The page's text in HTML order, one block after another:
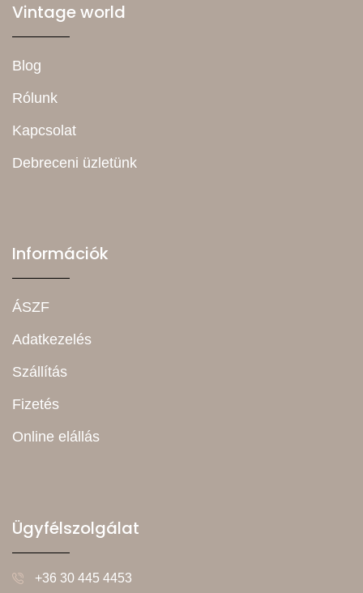
Vintage world
Blog
Rólunk
Kapcsolat
Debreceni üzletünk
Információk
ÁSZF
Adatkezelés
Szállítás
Fizetés
Online elállás
Ügyfélszolgálat
+36 30 445 4453